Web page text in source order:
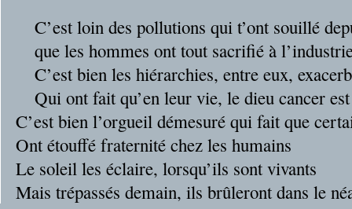
C’est loin des pollutions qui t’ont souillé
que les hommes ont tout sacrifié à
C’est bien les hiérarchies, entre eux,
Qui ont fait qu’en leur vie, le dieu cancer
C’est bien l’orgueil démesuré qui fait que
Ont étouffé fraternité chez les humains
Le soleil les éclaire, lorsqu’ils sont vivants
Mais trépassés demain, ils brûleront dans le